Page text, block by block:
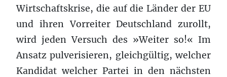
Wirtschaftskrise, die auf die Länder der EU
und ihren Vorreiter Deutschland zurollt,
wird jeden Versuch des »Weiter so!« Im
Ansatz pulverisieren, gleichgültig, welcher
Kandidat welcher Partei in den nächsten